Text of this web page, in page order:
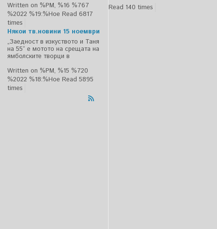
Written on %PM, %16 %767
%2022 %19:%Ное Read 6817
times
Някои тв.новини 15 ноември
„Заедност в изкуството и Таня
на 55“ е мотото на срещата на
ямболските творци в
Written on %PM, %15 %720
%2022 %18:%Ное Read 5895
times
Read 140 times